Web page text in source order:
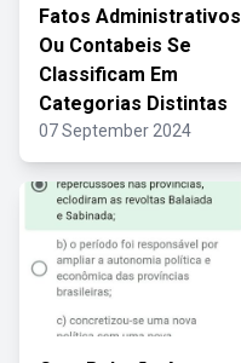
Fatos Administrativos
Ou Contabeis Se
Classificam Em
Categorias Distintas
07 September 2024